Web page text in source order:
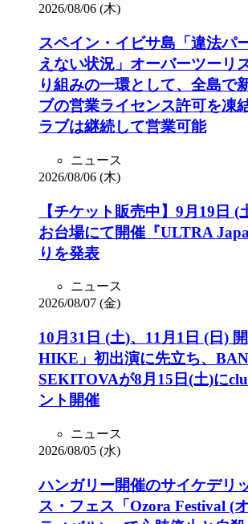
2026/08/06 (木)
スペイン・イビサ島「違法パ
えない状況」オーバーツーリ
り組みの一環として、全島で
ブの営業ライセンス許可を凍
ラブは継続して営業可能
ニュース
2026/08/06 (木)
【チケット販売中】9月19日 (
お台場にて開催『ULTRA
りを発表
ニュース
2026/08/07 (金)
10月31日 (土)、11月1日 (日)
HIKE」初出演に先立ち、
SEKITOVAが8月15日(土)に
ント開催
ニュース
2026/08/05 (水)
ハンガリー開催のサイケデリ
ス・フェス「Ozora Festival (